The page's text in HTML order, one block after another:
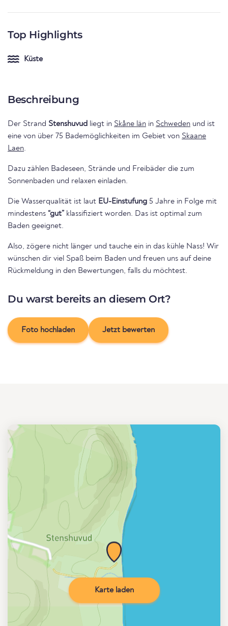
Top Highlights
Küste
Beschreibung
Der Strand Stenshuvud liegt in Skåne län in Schweden und ist
eine von über 75 Bademöglichkeiten im Gebiet von Skaane
Laen.
Dazu zählen Badeseen, Strände und Freibäder die zum
Sonnenbaden und relaxen einladen.
Die Wasserqualität ist laut EU-Einstufung 5 Jahre in Folge mit
mindestens “gut” klassifiziert worden. Das ist optimal zum
Baden geeignet.
Also, zögere nicht länger und tauche ein in das kühle Nass! Wir
wünschen dir viel Spaß beim Baden und freuen uns auf deine
Rückmeldung in den Bewertungen, falls du möchtest.
Du warst bereits an diesem Ort?
Foto hochladen Jetzt bewerten
Karte laden